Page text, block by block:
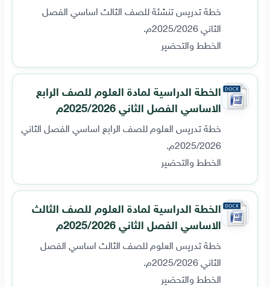
خطة تدريس تنشئة للصف الثالث اساسي الفصل
الثاني 2025/2026م.
الخطط والتحضير
الخطة الدراسية لمادة العلوم للصف الرابع
الاساسي الفصل الثاني 2025/2026م
خطة تدريس العلوم للصف الرابع اساسي الفصل الثاني
2025/2026م.
الخطط والتحضير
الخطة الدراسية لمادة العلوم للصف الثالث
الاساسي الفصل الثاني 2025/2026م
خطة تدريس العلوم للصف الثالث اساسي الفصل
الثاني 2025/2026م.
الخطط والتحضير